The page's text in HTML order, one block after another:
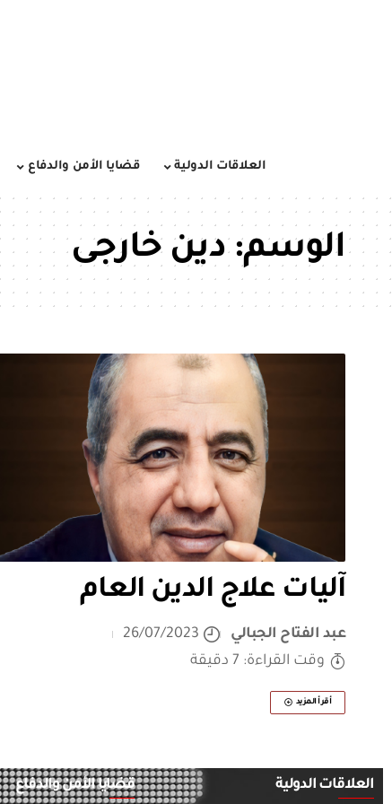
العلاقات الدولية قضايا الأمن والدفاع
الوسم:دين خارجى
آليات علاج الدين العام
عبد الفتاح الجبالي
26/07/2023
وقت القراءة: 7 دقيقة
أقرأ المزيد
العلاقات الدولية قضايا الأمن والدفاع